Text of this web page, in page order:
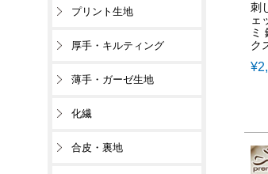
刺
ェ
ミ
ク
¥
プリント生地
厚手・キルティング
薄手・ガーゼ生地
化繊
合皮・裏地